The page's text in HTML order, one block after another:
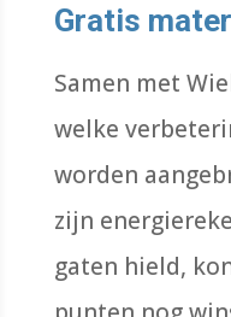
Gratis
Samen met
welke
worden
zijn
gaten hield,